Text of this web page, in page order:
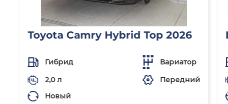
Toyota Camry Hybrid Top 2026
Гибрид
Вариатор
2,0 л
Передний
Новый